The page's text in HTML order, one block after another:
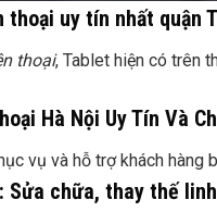
thoại uy tín nhất quận
thoại, Tablet hiện có trên
Hà Nội Uy Tín Và
vụ và hỗ trợ khách
Sửa chữa, thay thế